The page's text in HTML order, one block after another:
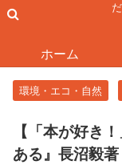
ホーム
環境・エコ・自然
【「本が好き
ある』長沼毅著